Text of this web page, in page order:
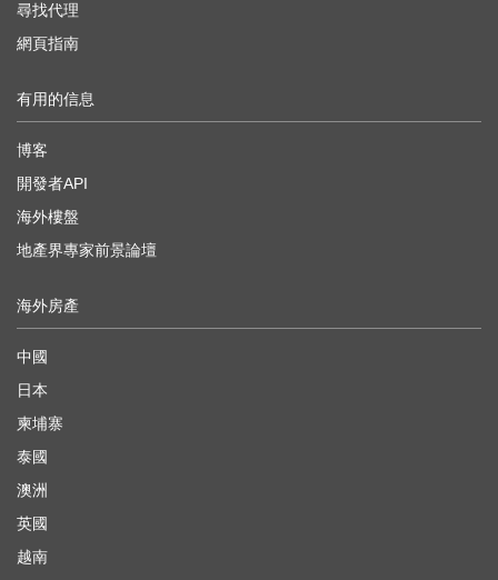
尋找代理
網頁指南
有用的信息
博客
開發者API
海外樓盤
地產界專家前景論壇
海外房產
中國
日本
柬埔寨
泰國
澳洲
英國
越南